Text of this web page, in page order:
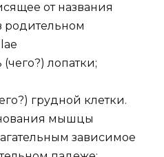
от названия
родительном
лопатки;
грудной клетки.
мышцы
зависимое